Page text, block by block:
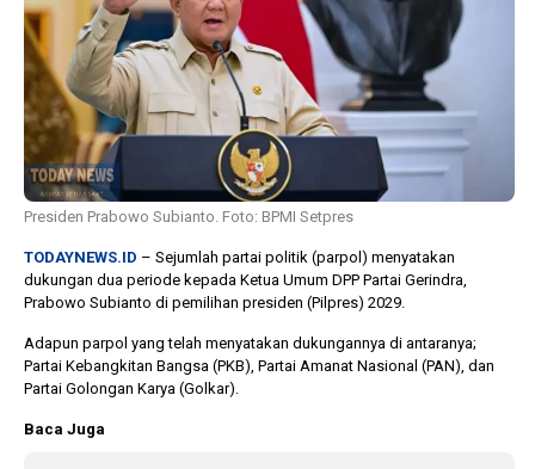
Presiden Prabowo Subianto. Foto: BPMI Setpres
TODAYNEWS.ID – Sejumlah partai politik (parpol) menyatakan
dukungan dua periode kepada Ketua Umum DPP Partai Gerindra,
Prabowo Subianto di pemilihan presiden (Pilpres) 2029.
Adapun parpol yang telah menyatakan dukungannya di antaranya;
Partai Kebangkitan Bangsa (PKB), Partai Amanat Nasional (PAN), dan
Partai Golongan Karya (Golkar).
Baca Juga